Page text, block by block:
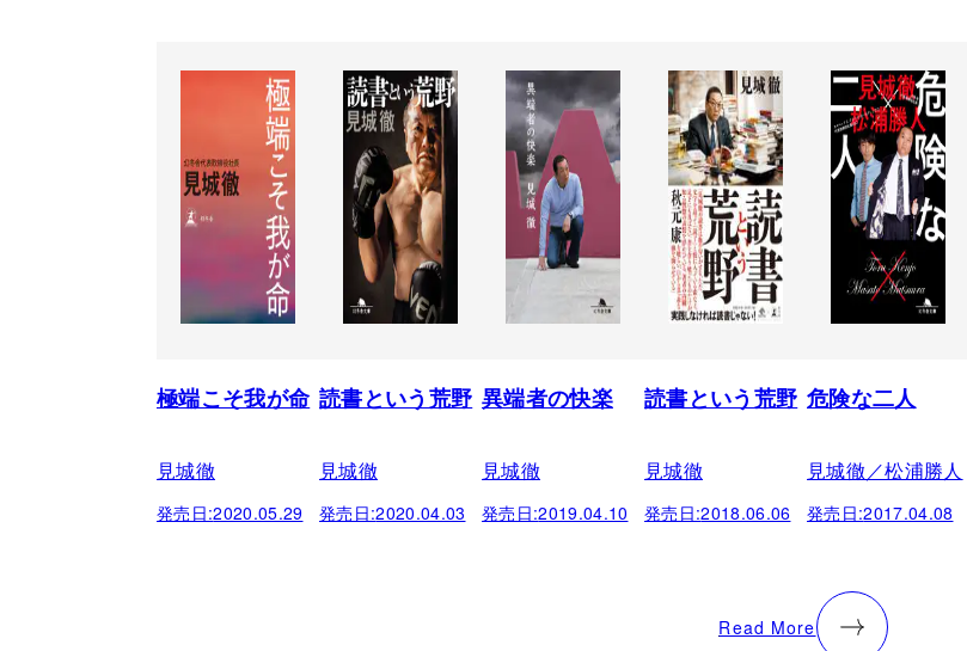
極端こそ我が命
見城徹
発売日:2020.05.29
読書という荒野
見城徹
発売日:2020.04.03
異端者の快楽
見城徹
発売日:2019.04.10
読書という荒野
見城徹
発売日:2018.06.06
危険な二人
見城徹／松浦勝人
発売日:2017.04.08
Read More